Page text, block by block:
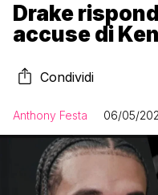
Drake
accuse di
Condividi
Anthony Festa 06/05/